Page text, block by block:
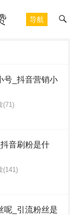
导航
号_抖音营销小
(71)
音刷粉是什
(141)
呢_引流粉丝是